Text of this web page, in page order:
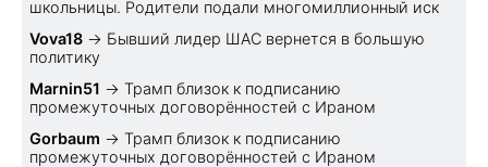
школьницы. Родители подали многомиллионный иск
Vova18 → Бывший лидер ШАС вернется в большую
политику
Marnin51 → Трамп близок к подписанию
промежуточных договорённостей с Ираном
Gorbaum → Трамп близок к подписанию
промежуточных договорённостей с Ираном